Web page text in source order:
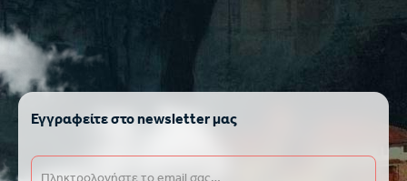
Εγγραφείτε στο newsletter μας